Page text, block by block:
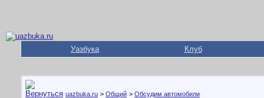
Уазбука Клуб
uazbuka.ru > Общий > Обсудим автомобили